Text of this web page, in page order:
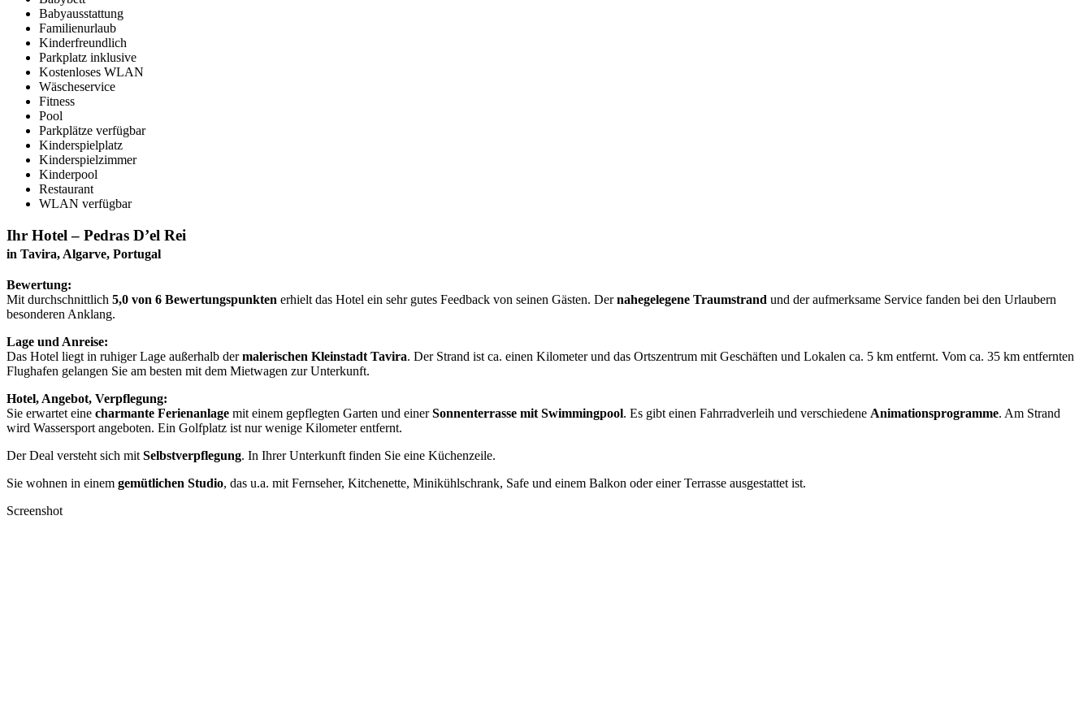
Babyausstattung
Familienurlaub
Kinderfreundlich
Parkplatz inklusive
Kostenloses WLAN
Wäscheservice
Fitness
Pool
Parkplätze verfügbar
Kinderspielplatz
Kinderspielzimmer
Kinderpool
Restaurant
WLAN verfügbar
Ihr Hotel – Pedras D’el Rei
in Tavira, Algarve, Portugal
Bewertung:
Mit durchschnittlich 5,0 von 6 Bewertungspunkten erhielt das Hotel ein sehr gutes Feedback von seinen Gästen. Dernahegelegene Traumstrand und der aufmerksame Service fanden bei den Urlaubern
besonderen Anklang.
Lage und Anreise:
Das Hotel liegt in ruhiger Lage außerhalb dermalerischen Kleinstadt Tavira. Der Strand ist ca. einen Kilometer und das Ortszentrum mit Geschäften und Lokalen ca. 5 km entfernt. Vom ca. 35 km entfernten
Flughafen gelangen Sie am besten mit dem Mietwagen zur Unterkunft.
Hotel, Angebot, Verpflegung:
Sie erwartet eine charmante Ferienanlage mit einem gepflegten Garten und einerSonnenterrasse mit Swimmingpool. Es gibt einen Fahrradverleih und verschiedene Animationsprogramme. Am Strand
wird Wassersport angeboten. Ein Golfplatz ist nur wenige Kilometer entfernt.
Der Deal versteht sich mit Selbstverpflegung. In Ihrer Unterkunft finden Sie eine Küchenzeile.
Sie wohnen in einem gemütlichen Studio, das u.a. mit Fernseher, Kitchenette, Minikühlschrank, Safe und einem Balkon oder einer Terrasse ausgestattet ist.
Screenshot